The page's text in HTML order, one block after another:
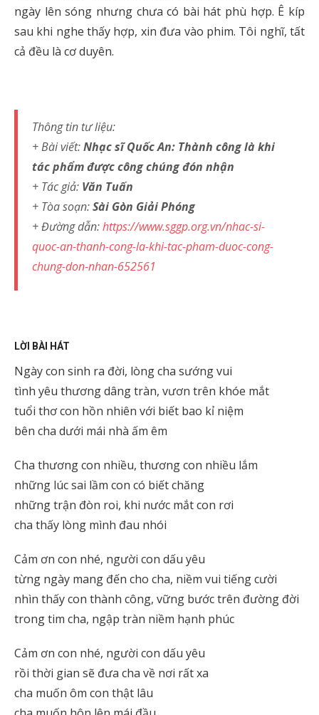
ngày lên sóng nhưng chưa có bài hát phù hợp. Ê kíp
sau khi nghe thấy hợp, xin đưa vào phim. Tôi nghĩ, tất
cả đều là cơ duyên.
Thông tin tư liệu:
+ Bài viết:Nhạc sĩ Quốc An: Thành công là khi
tác phẩm được công chúng đón nhận
+ Tác giả: Văn Tuấn
+ Tòa soạn:Sài Gòn Giải Phóng
+ Đường dẫn:https://www.sggp.org.vn/nhac-si-
quoc-an-thanh-cong-la-khi-tac-pham-duoc-cong-
chung-don-nhan-652561
LỜI BÀI HÁT
Ngày con sinh ra đời, lòng cha sướng vui
tình yêu thương dâng tràn, vươn trên khóe mắt
tuổi thơ con hồn nhiên với biết bao kỉ niệm
bên cha dưới mái nhà ấm êm
Cha thương con nhiều, thương con nhiều lắm
những lúc sai lầm con có biết chăng
những trận đòn roi, khi nước mắt con rơi
cha thấy lòng mình đau nhói
Cảm ơn con nhé, người con dấu yêu
từng ngày mang đến cho cha, niềm vui tiếng cười
nhìn thấy con thành công, vững bước trên đường đời
trong tim cha, ngập tràn niềm hạnh phúc
Cảm ơn con nhé, người con dấu yêu
rồi thời gian sẽ đưa cha về nơi rất xa
cha muốn ôm con thật lâu